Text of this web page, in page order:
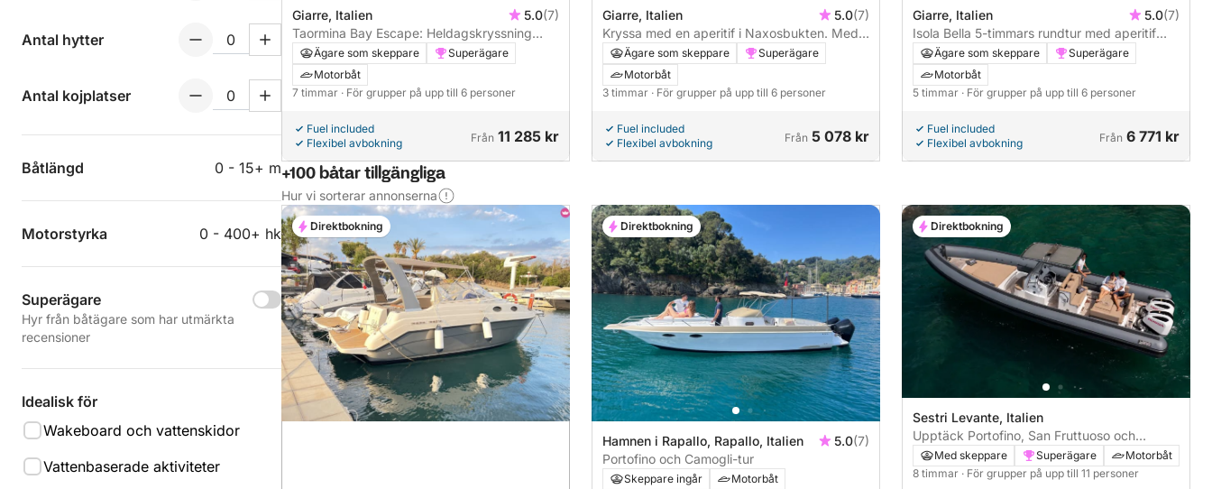
Antal hytter
Antal kojplatser
Båtlängd 0 - 15+ m
Motorstyrka 0 - 400+ hk
Superägare
Hyr från båtägare som har utmärkta
recensioner
Idealisk för
Wakeboard och vattenskidor
Vattenbaserade aktiviteter
Giarre, Italien 5.0(7)
Taormina Bay Escape: Heldagskryssning
med badstopp och lunch
Ägare som skeppare
Superägare
Motorbåt
7 timmar · För grupper på upp till 6 personer
Fuel included
Flexibel avbokning
Från 11 285 kr
Giarre, Italien 5.0(7)
Kryssa med en aperitif i Naxosbukten. Med
lite tur kan vi få syn på delfiner som leker fritt
i sin naturliga miljö, vilket ger autentiska och
oförglömliga upplevelser.
Ägare som skeppare
Superägare
Motorbåt
3 timmar · För grupper på upp till 6 personer
Fuel included
Flexibel avbokning
Från 5 078 kr
Giarre, Italien 5.0(7)
Isola Bella 5-timmars rundtur med aperitif
och lunch
Ägare som skeppare
Superägare
Motorbåt
5 timmar · För grupper på upp till 6 personer
Fuel included
Flexibel avbokning
Från 6 771 kr
+100 båtar tillgängliga
Hur vi sorterar annonserna
Direktbokning
Hamnen i Rapallo, Rapallo, Italien 5.0(7)
Portofino och Camogli-tur
Skeppare ingår
Motorbåt
Direktbokning
Sestri Levante, Italien
Upptäck Portofino, San Fruttuoso och
Camogli
Med skeppare Superägare
Motorbåt
8 timmar · För grupper på upp till 11 personer
Direktbokning